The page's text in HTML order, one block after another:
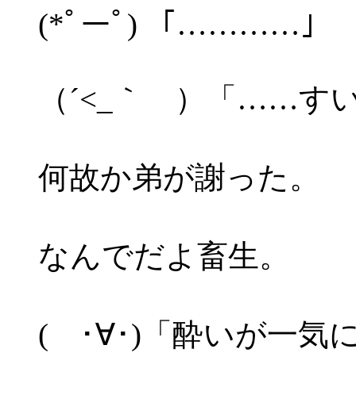
(*ﾟーﾟ) 「…………」
（´<_｀ ）「……す
何故か弟が謝った。
なんでだよ畜生。
( ･∀･)「酔いが一気